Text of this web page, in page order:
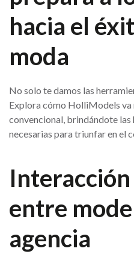
hacia el
moda
No solo te damos las
Explora cómo HolliModels va
convencional, brindándote
necesarias para triunfar en el
entre
agencia